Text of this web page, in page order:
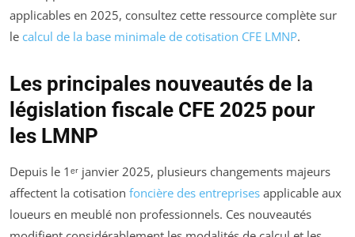
applicables en 2025, consultez cette ressource complète sur
le calcul de la base minimale de cotisation CFE LMNP.
Les principales nouveautés de la
législation fiscale CFE 2025 pour
les LMNP
Depuis le 1ᵉʳ janvier 2025, plusieurs changements majeurs
affectent la cotisation foncière des entreprises applicable aux
loueurs en meublé non professionnels. Ces nouveautés